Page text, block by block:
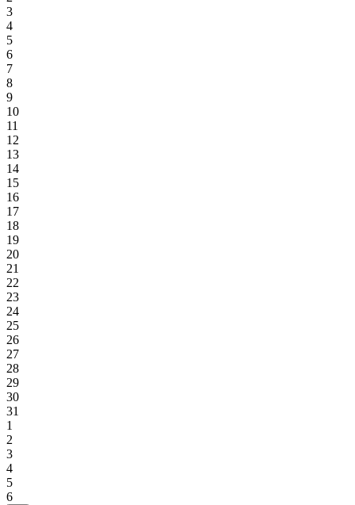
3
4
5
6
7
8
9
10
11
12
13
14
15
16
17
18
19
20
21
22
23
24
25
26
27
28
29
30
31
1
2
3
4
5
6